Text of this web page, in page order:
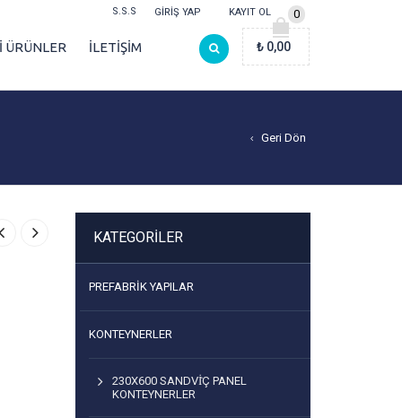
GIRIŞ YAP KAYIT OL
S.S.S
ÜRÜNLER İLETİŞİM
0
₺ 0,00
Geri Dön
KATEGORILER
PREFABRIK YAPILAR
KONTEYNERLER
230X600 SANDVİÇ PANEL
KONTEYNERLER